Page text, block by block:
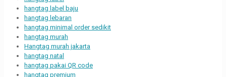
hangtag label baju
hangtag lebaran
hangtag minimal order sedikit
hangtag murah
Hangtag murah jakarta
hangtag natal
hangtag pakai QR code
hangtag premium